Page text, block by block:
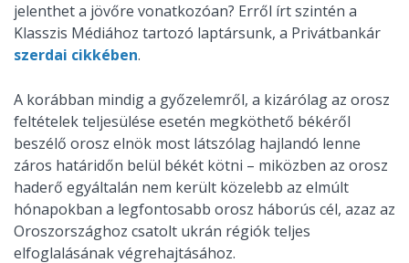
jelenthet a jövőre vonatkozóan? Erről írt szintén a
Klasszis Médiához tartozó laptársunk, a Privátbankár
szerdai cikkében.
A korábban mindig a győzelemről, a kizárólag az orosz
feltételek teljesülése esetén megköthető békéről
beszélő orosz elnök most látszólag hajlandó lenne
záros határidőn belül békét kötni – miközben az orosz
haderő egyáltalán nem került közelebb az elmúlt
hónapokban a legfontosabb orosz háborús cél, azaz az
Oroszországhoz csatolt ukrán régiók teljes
elfoglalásának végrehajtásához.